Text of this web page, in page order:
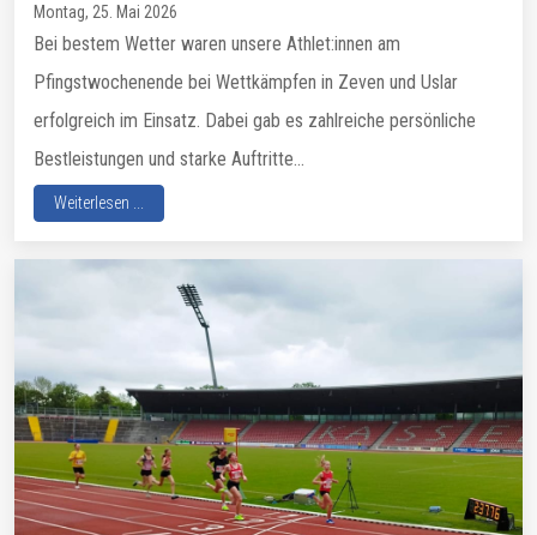
Montag, 25. Mai 2026
Bei bestem Wetter waren unsere Athlet:innen am
Pfingstwochenende bei Wettkämpfen in Zeven und Uslar
erfolgreich im Einsatz. Dabei gab es zahlreiche persönliche
Bestleistungen und starke Auftritte...
Weiterlesen ...